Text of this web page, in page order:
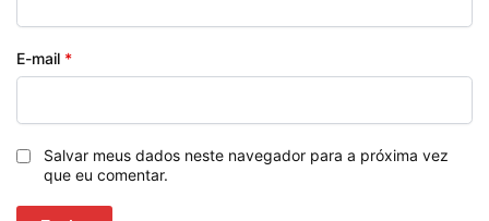
E-mail *
Salvar meus dados neste navegador para a próxima vez
que eu comentar.